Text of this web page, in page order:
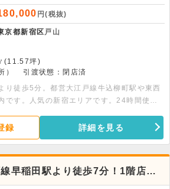
円(税抜)
京都新宿区 戸山
(11.57坪)
）
引渡状態：閉店済
り徒歩5分。都営大江戸線牛込柳町駅や東西
です。人気の新宿エリアです。24時間使用
録 詳細を見る
早稲田駅より徒歩7分！1階店舗